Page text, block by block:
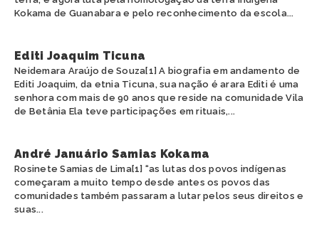
Kokama de Guanabara e pelo reconhecimento da escola...
Editi Joaquim Ticuna
Neidemara Araújo de Souza[1] A biografia em andamento de
Editi Joaquim, da etnia Ticuna, sua nação é arara Editi é uma
senhora com mais de 90 anos que reside na comunidade Vila
de Betânia Ela teve participações em rituais,...
André Januário Samias Kokama
Rosinete Samias de Lima[1] “as lutas dos povos indígenas
começaram a muito tempo desde antes os povos das
comunidades também passaram a lutar pelos seus direitos e
suas...